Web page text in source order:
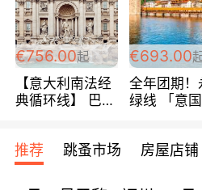
€756.00起
【意大利南法经
典循环线】 巴黎
宾馆 108欧/天起
全程756欧/位
€693.00
全年团期！
绿线 「意
欧/天起 ~
推荐 跳蚤市场 房屋店铺